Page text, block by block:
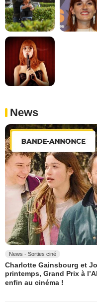
News
News - Sorties ciné
Charlotte Gainsbourg et
printemps, Grand Prix à
enfin au cinéma !